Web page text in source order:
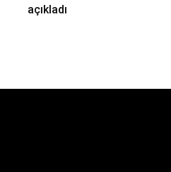
açıkladı